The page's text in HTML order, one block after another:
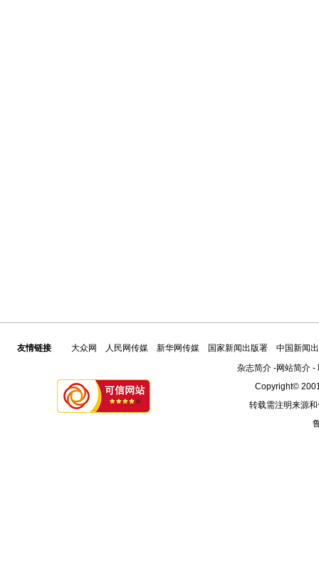
友情链接 大众网 人民网传媒 新华网传媒 国家新闻出版署
中国新闻
杂志简介-网站简介-
Copyright©
转载需注明来源